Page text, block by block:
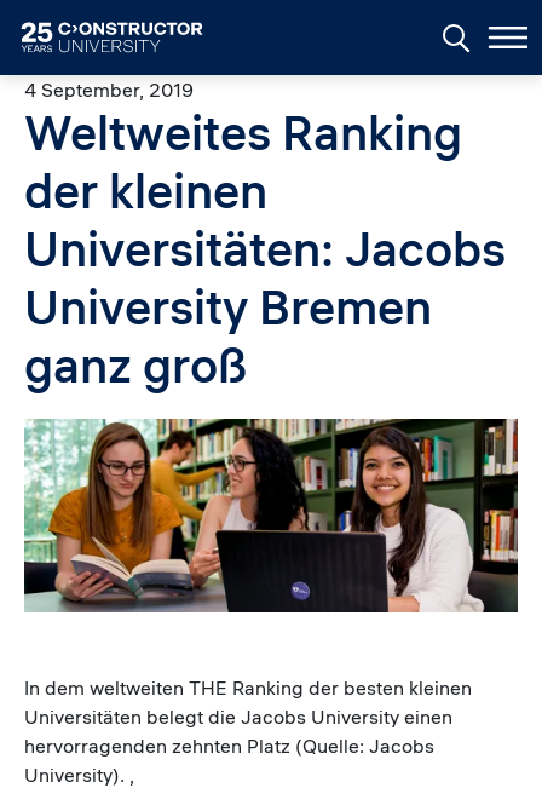
4 September, 2019
Weltweites Ranking
der kleinen
Universitäten: Jacobs
University Bremen
ganz groß
Image
In dem weltweiten THE Ranking der besten kleinen
Universitäten belegt die Jacobs University einen
hervorragenden zehnten Platz (Quelle: Jacobs
University). ,